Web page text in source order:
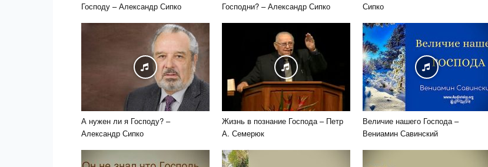
Господу – Александр Сипко
Господни? – Александр Сипко
Сипко
А нужен ли я Господу? –
Александр Сипко
Жизнь в познание Господа – Петр
А. Семерюк
Величие нашего Господа –
Вениамин Савинский